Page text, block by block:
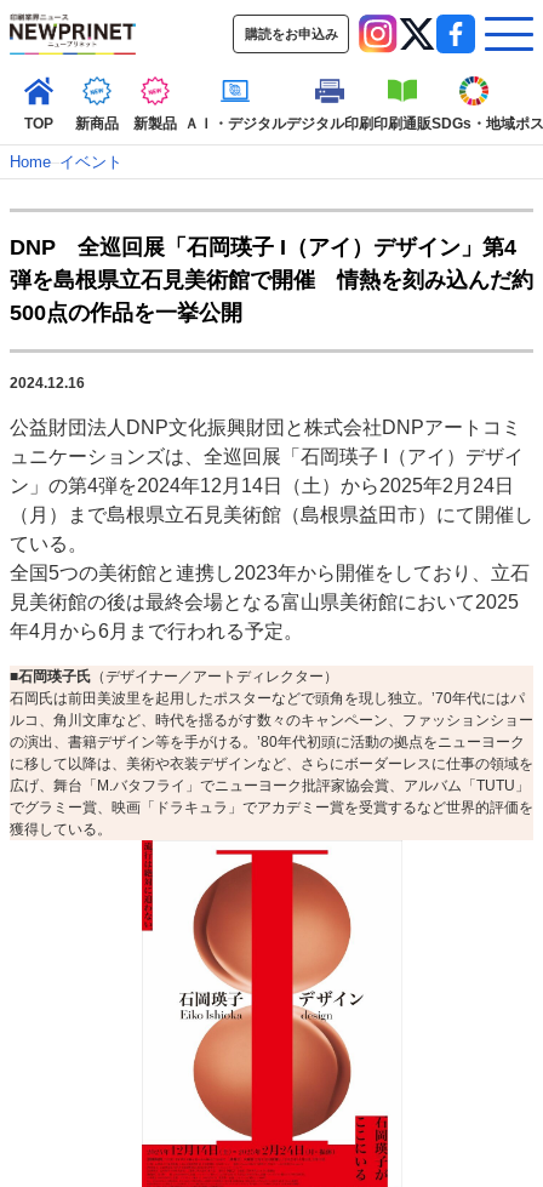
購読をお申込み
TOP 新商品 新製品 ＡＩ・デジタルデジタル印刷印刷通販SDGs・地域ポ
TOP
新着記事 特集記事
動画コンテンツ
インタビュー
コレクション
新商品
ポストプレス イベント
市場・統計
人事・移転・異動・訃報
特集記事カテゴリー一覧
2022 見える化・MIS特集
特集・デジタル印刷 アイデアで勝負！ ～多様なビジネス・多彩な商材～
JAPAN PACK 2023 特集
中古印刷機・製本機特集
2022 検査・校正特集
特集・デジタル印刷 ～ 新成長軌道を描く
案内
発刊案内
JFPI印刷用語集 印刷機材年鑑
運営
会社案内
購読・購入申し込み
サイトポリシー
お問い合わせ
Home–イベント
DNP 全巡回展「石岡瑛子 I（アイ）デザイン」第4
弾を島根県立石見美術館で開催 情熱を刻み込んだ約
500点の作品を一挙公開
2024.12.16
公益財団法人DNP文化振興財団と株式会社DNPアートコミ
ュニケーションズは、全巡回展「石岡瑛子 I（アイ）デザイ
ン」の第4弾を2024年12月14日（土）から2025年2月24日
（月）まで島根県立石見美術館（島根県益田市）にて開催し
ている。
全国5つの美術館と連携し2023年から開催をしており、立石
見美術館の後は最終会場となる富山県美術館において2025
年4月から6月まで行われる予定。
■石岡瑛子氏 （デザイナー／アートディレクター）
石岡氏は前田美波里を起用したポスターなどで頭角を現し独立。’70年代にはパ
ルコ、角川文庫など、時代を揺るがす数々のキャンペーン、ファッションショー
の演出、書籍デザイン等を手がける。’80年代初頭に活動の拠点をニューヨーク
に移して以降は、美術や衣装デザインなど、さらにボーダーレスに仕事の領域を
広げ、舞台「M.バタフライ」でニューヨーク批評家協会賞、アルバム「TUTU」
でグラミー賞、映画「ドラキュラ」でアカデミー賞を受賞するなど世界的評価を
獲得している。